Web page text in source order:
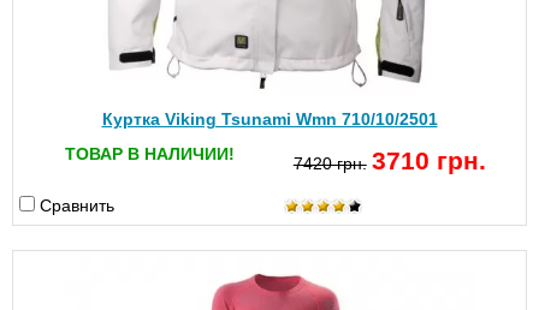
Куртка Viking Tsunami Wmn 710/10/2501
ТОВАР В НАЛИЧИИ!
7420 грн. 3710 грн.
Сравнить